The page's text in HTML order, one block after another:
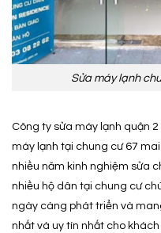
Sửa máy lạnh
Công ty sửa máy lạnh quận
máy lạnh tại chung cư 67
nhiều năm kinh nghiệm sửa
nhiều hộ dân tại chung cư
ngày càng phát triển và
nhất và uy tín nhất cho